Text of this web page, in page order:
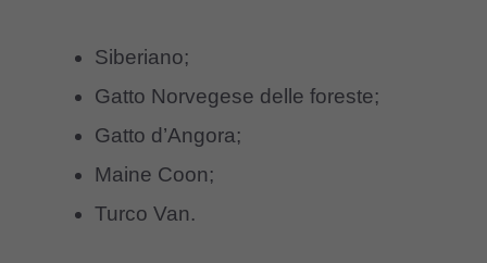
Siberiano;
Gatto Norvegese delle foreste;
Gatto d’Angora;
Maine Coon;
Turco Van.